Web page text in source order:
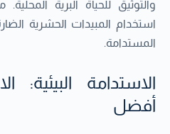
والتوثيق للحياة البرية
استخدام المبيدات الحشرية
المستدامة.
الاستدامة البيئية:
أفضل